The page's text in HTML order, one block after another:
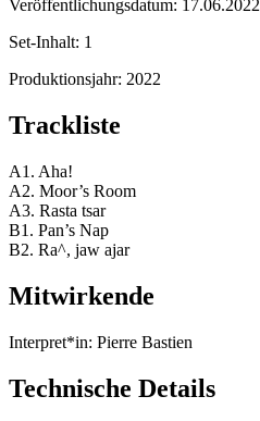
Veröffentlichungsdatum: 17.06.2022
Set-Inhalt: 1
Produktionsjahr: 2022
Trackliste
A1. Aha!
A2. Moor’s Room
A3. Rasta tsar
B1. Pan’s Nap
B2. Ra^, jaw ajar
Mitwirkende
Interpret*in: Pierre Bastien
Technische Details